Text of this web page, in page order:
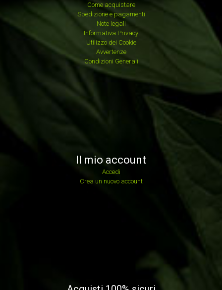
Come acquistare
Spedizione e pagamenti
Note legali
Informativa Privacy
Utilizzo dei Cookie
Avvertenze
Condizioni Generali
Il mio account
Accedi
Crea un nuovo account